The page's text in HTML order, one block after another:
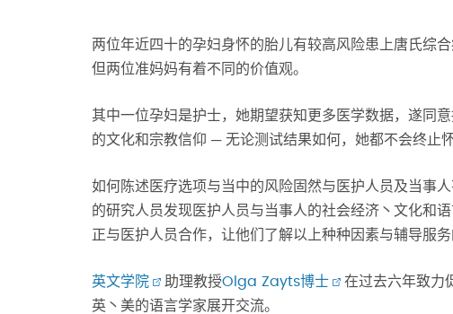
两位年近四十的孕妇身怀的胎儿有较高风险患上唐氏综
但两位准妈妈有着不同的价值观。
其中一位孕妇是护士，她期望获知更多医学数据，遂同
的文化和宗教信仰 ─ 无论测试结果如何，她都不会终止
如何陈述医疗选项与当中的风险固然与医护人员及当事
的研究人员发现医护人员与当事人的社会经济丶文化和
正与医护人员合作，让他们了解以上种种因素与辅导服务
英文学院 助理教授Olga Zayts博士 在过去六年致力
英丶美的语言学家展开交流。